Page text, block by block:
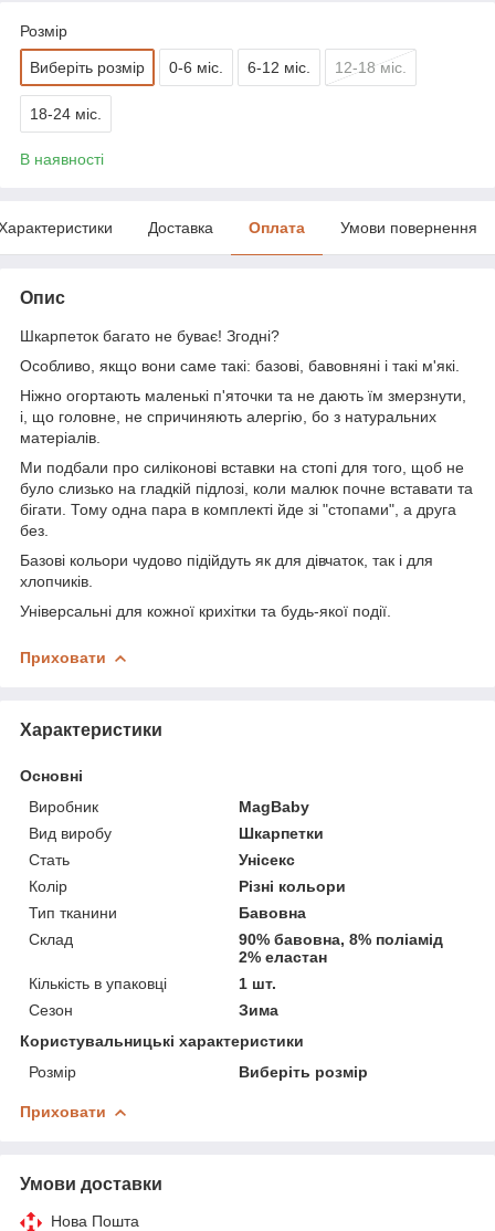
Розмір
Виберіть розмір 0-6 міс. 6-12 міс. 12-18 міс.
18-24 міс.
В наявності
Доставка Оплата Умови повернення
Опис
Шкарпеток багато не буває! Згодні?
Особливо, якщо вони саме такі: базові, бавовняні і такі м'які.
Ніжно огортають маленькі п'яточки та не дають їм змерзнути,
і, що головне, не спричиняють алергію, бо з натуральних
матеріалів.
Ми подбали про силіконові вставки на стопі для того, щоб не
було слизько на гладкій підлозі, коли малюк почне вставати та
бігати. Тому одна пара в комплекті йде зі "стопами", а друга
без.
Базові кольори чудово підійдуть як для дівчаток, так і для
хлопчиків.
Універсальні для кожної крихітки та будь-якої події.
Приховати
Характеристики
Основні
Виробник
MagBaby
Вид виробу
Шкарпетки
Стать
Унісекс
Колір
Різні кольори
Тип тканини
Бавовна
Склад
90% бавовна, 8% поліамід
2% еластан
Кількість в упаковці
1 шт.
Сезон
Зима
Користувальницькі характеристики
Розмір
Виберіть розмір
Приховати
Умови доставки
Нова Пошта